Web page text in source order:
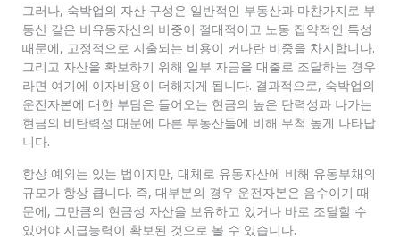
그러나, 숙박업의 자산 구성은 일반적인 부동산과 마찬가지로 부
동산 같은 비유동자산의 비중이 절대적이고 노동 집약적인 특성
때문에, 고정적으로 지출되는 비용이 커다란 비중을 차지합니다.
그리고 자산을 확보하기 위해 일부 자금을 대출로 조달하는 경우
라면 여기에 이자비용이 더해지게 됩니다. 결과적으로, 숙박업의
운전자본에 대한 부담은 들어오는 현금의 높은 탄력성과 나가는
현금의 비탄력성 때문에 다른 부동산들에 비해 무척 높게 나타납
니다.
항상 예외는 있는 법이지만, 대체로 유동자산에 비해 유동부채의
규모가 항상 큽니다. 즉, 대부분의 경우 운전자본은 음수이기 때
문에, 그만큼의 현금성 자산을 보유하고 있거나 바로 조달할 수
있어야 지급능력이 확보된 것으로 볼 수 있습니다.